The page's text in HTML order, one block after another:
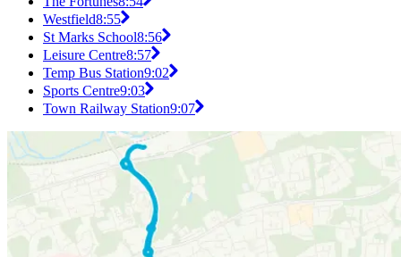
Westfield8:55
St Marks School8:56
Leisure Centre8:57
Temp Bus Station9:02
Sports Centre9:03
Town Railway Station9:07